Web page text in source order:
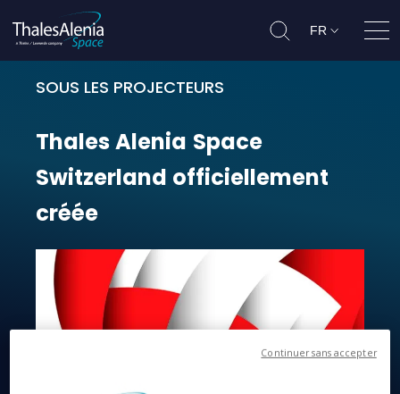
FR
SOUS LES PROJECTEURS
Thales Alenia Space Switzerland
ThalesAlenia Space
Switzerland officiellement
créée
Continuer sans accepter